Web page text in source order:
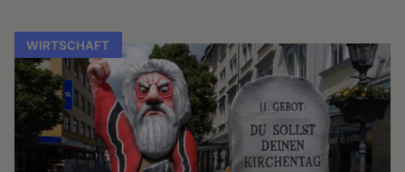
WIRTSCHAFT